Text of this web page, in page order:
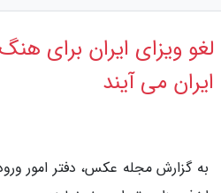
لغو ویزای ایران برای
ایران می آیند
به گزارش مجله عکس، دفتر امور